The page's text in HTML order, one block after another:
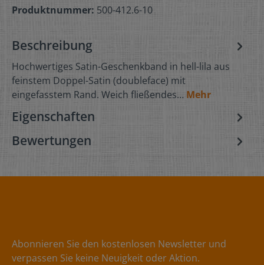
Produktnummer: 500-412.6-10
Beschreibung
Hochwertiges Satin-Geschenkband in hell-lila aus
feinstem Doppel-Satin (doubleface) mit
eingefasstem Rand. Weich fließendes… Mehr
Eigenschaften
Bewertungen
Abonnieren Sie den kostenlosen Newsletter und
verpassen Sie keine Neuigkeit oder Aktion.